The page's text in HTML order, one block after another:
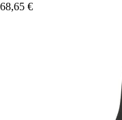
68,65 €